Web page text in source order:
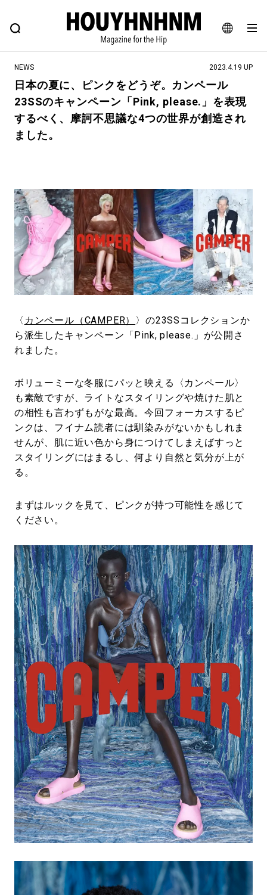
JA
EN
FEATURE BLOG SNAP
ヒップなファッション、カルチャー、ライフスタイルWEBマガジン
#注目のタグ
#SHOPPING ADDICT
#路地裏てぃーん。 #MONTHLY JOURNAL
#GH 銘品の所以 #フイナムのYouTube
#Commune H #FOCUS IT #AH.H
#ととけん #FASHION #MUSIC #MOVIE
#LIFESTYLE #SNEAKER #OUTDOOR
#SPORTS #HANDSOME HANDBOOK
NEWS 2023.4.19 UP
日本の夏に、ピンクをどうぞ。カンペール
23SSのキャンペーン「Pink, please.」を表現
するべく、摩訶不思議な4つの世界が創造され
ました。
〈 カンペール（CAMPER） 〉の23SSコレクションか
ら派生したキャンペーン「Pink, please.」が公開さ
れました。
ボリューミーな冬服にパッと映える〈カンペール〉
も素敵ですが、ライトなスタイリングや焼けた肌と
の相性も言わずもがな最高。今回フォーカスするピ
ンクは、フイナム読者には馴染みがないかもしれま
せんが、肌に近い色から身につけてしまえばすっと
スタイリングにはまるし、何より自然と気分が上が
る。
まずはルックを見て、ピンクが持つ可能性を感じて
ください。